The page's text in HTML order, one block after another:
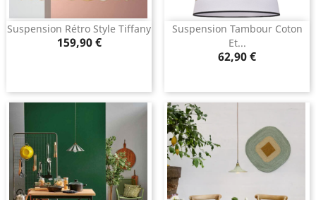
Suspension Rétro Style Tiffany
Prix
159,90 €
Suspension Tambour Coton
Et...
Prix
62,90 €